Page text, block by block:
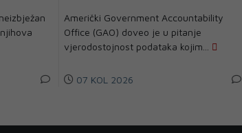
Američki Government Accountability
Office (GAO) doveo je u pitanje
vjerodostojnost podataka kojim...
07 KOL 2026